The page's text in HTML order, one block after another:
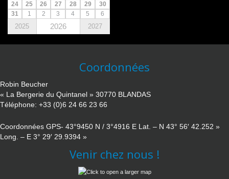
24
25 26 27 28 29
30
31
1 2 3 4 5 6
2025 2026 2027
Coordonnées
Robin Beucher
« La Bergerie du Quintanel » 30770 BLANDAS
Téléphone: +33 (0)6 24 66 23 66
Coordonnées GPS- 43°9450 N / 3°4916 E Lat. – N 43° 56′ 42.252 »
Long. – E 3° 29′ 29.9394 »
Venir chez nous !